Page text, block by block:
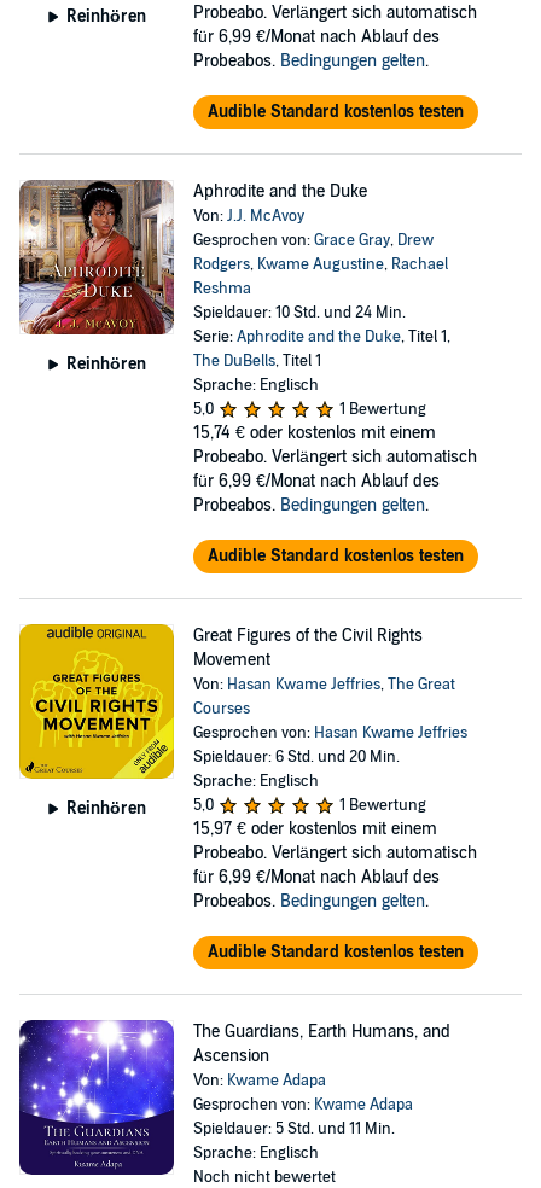
Reinhören
Probeabo. Verlängert sich automatisch
für 6,99 €/Monat nach Ablauf des
Probeabos. Bedingungen gelten.
Audible Standard kostenlos testen
Reinhören
Aphrodite and the Duke
Von:J.J. McAvoy
Gesprochen von:Grace Gray, Drew
Rodgers, Kwame Augustine, Rachael
Reshma
Spieldauer: 10 Std. und 24 Min.
Serie:Aphrodite and the Duke, Titel 1,
The DuBells, Titel 1
Sprache: Englisch
5,0
1 Bewertung
15,74 € oder kostenlos mit einem
Probeabo. Verlängert sich automatisch
für 6,99 €/Monat nach Ablauf des
Probeabos. Bedingungen gelten.
Audible Standard kostenlos testen
Reinhören
Great Figures of the Civil Rights
Movement
Von: Hasan Kwame Jeffries,The Great
Courses
Gesprochen von: Hasan Kwame Jeffries
Spieldauer: 6 Std. und 20 Min.
Sprache: Englisch
5,0
1 Bewertung
15,97 € oder kostenlos mit einem
Probeabo. Verlängert sich automatisch
für 6,99 €/Monat nach Ablauf des
Probeabos. Bedingungen gelten.
Audible Standard kostenlos testen
The Guardians, Earth Humans, and
Ascension
Von: Kwame Adapa
Gesprochen von: Kwame Adapa
Spieldauer: 5 Std. und 11 Min.
Sprache: Englisch
Noch nicht bewertet